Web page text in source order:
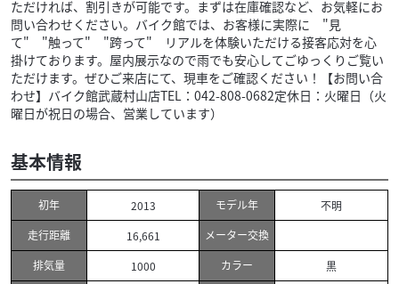
ただければ、割引きが可能です。まずは在庫確認など、お気軽にお
問い合わせください。バイク館では、お客様に実際に "見
て" "触って" "跨って" リアルを体験いただける接客応対を心
掛けております。屋内展示なので雨でも安心してごゆっくりご覧い
ただけます。ぜひご来店にて、現車をご確認ください！【お問い合
わせ】バイク館武蔵村山店TEL：042-808-0682定休日：火曜日（火
曜日が祝日の場合、営業しています）
基本情報
初年 2013 モデル年
不明
走行距離
16,661
メーター交換
排気量
1000 カラー
黒